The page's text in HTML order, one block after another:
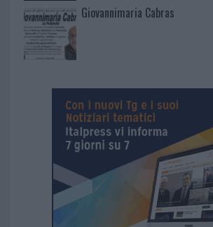
Giovannimaria Cabras